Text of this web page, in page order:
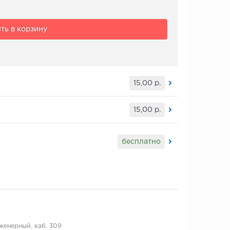
в корзину
15,00 р.
15,00 р.
бесплатно
каб. 309